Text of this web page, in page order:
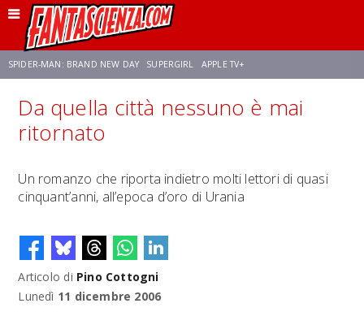
SPIDER-MAN: BRAND NEW DAY SUPERGIRL APPLE TV+
FRANCO RICCIARDIELLO ZENDAYA STAR TREK AVENGERS: DOOMSDAY
Da quella città nessuno è mai
ritornato
Un romanzo che riporta indietro molti lettori di quasi
cinquant’anni, all’epoca d’oro di Urania
Articolo di Pino Cottogni
Lunedì 11 dicembre 2006